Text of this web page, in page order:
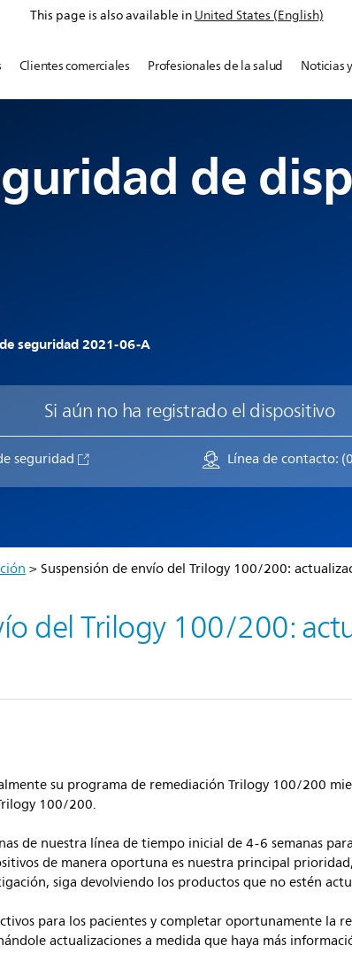
This page is also available inUnited States (English)
Clientes comerciales Profesionales de la salud Noticias
de
seguridad 2021-06-A
Si aún no ha registrado el dispositivo
seguridad Línea de contacto:
> Suspensión de envío del Trilogy 100/200:
del Trilogy 100/200:
su programa de remediación Trilogy 100/200
100/200.
de nuestra línea de tiempo inicial de 4-6 semanas
de manera oportuna es nuestra principal
siga devolviendo los productos que no estén
para los pacientes y completar oportunamente la
actualizaciones a medida que haya más